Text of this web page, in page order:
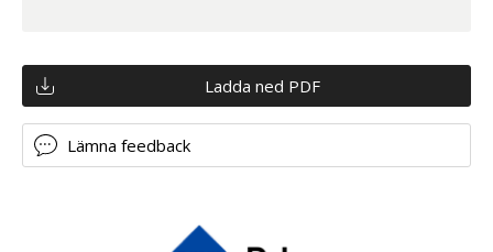
Ladda ned PDF
Lämna feedback